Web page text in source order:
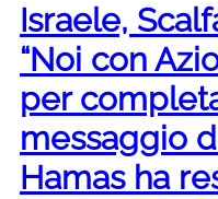
Israele,
“Noi con
per
messaggio
Hamas ha